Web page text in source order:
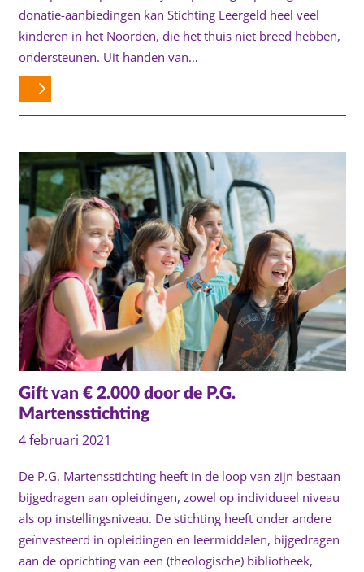
donatie-aanbiedingen kan Stichting Leergeld heel veel
kinderen in het Noorden, die het thuis niet breed hebben,
ondersteunen. Uit handen van…
Gift van € 2.000 door de P.G.
Martensstichting
4 februari 2021
De P.G. Martensstichting heeft in de loop van zijn bestaan
bijgedragen aan opleidingen, zowel op individueel niveau
als op instellingsniveau. De stichting heeft onder andere
geïnvesteerd in opleidingen en leermiddelen, bijgedragen
aan de oprichting van een (theologische) bibliotheek,